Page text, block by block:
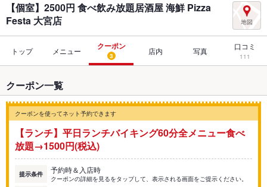
【個室】2500円 食べ飲み放題居酒屋 海鮮 Pizza
Festa 大宮店
トップ メニュー クーポン
3 店内 写真 口コミ
111
クーポン一覧
クーポンを使ってネット予約できます
【ランチ】平日ランチバイキング60分全メニュー食べ
放題→1500円(税込)
提示条件 予約時＆入店時
クーポンの詳細を見るをタップして、表示される画面をご提示ください。